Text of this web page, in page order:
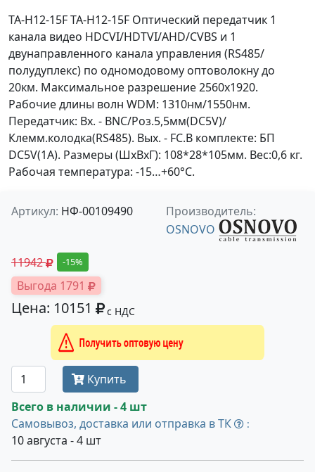
TA-H12-15F TA-H12-15F Оптический передатчик 1
канала видео HDCVI/HDTVI/AHD/CVBS и 1
двунаправленного канала управления (RS485/
полудуплекс) по одномодовому оптоволокну до
20км. Максимальное разрешение 2560x1920.
Рабочие длины волн WDM: 1310нм/1550нм.
Передатчик: Вх. - BNC/Роз.5,5мм(DC5V)/
Клемм.колодка(RS485). Вых. - FC.В комплекте: БП
DC5V(1A). Размеры (ШxВxГ): 108*28*105мм. Вес:0,6 кг.
Рабочая температура: -15…+60°С.
Артикул: НФ-00109490
Производитель:
OSNOVO
11942 -15%
Выгода 1791
Цена: 10151 с НДС
Получить оптовую цену
Купить
Всего в наличии - 4 шт
Самовывоз, доставка или отправка в ТК
:
10 августа - 4 шт